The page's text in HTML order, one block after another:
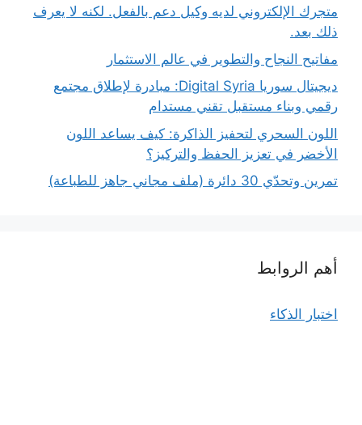
متجرك الإلكتروني لديه وكيل دعم بالفعل. لكنه لا يعرف
ذلك بعد.
مفاتيح النجاح والتطوير في عالم الاستثمار
ديجيتال سوريا Digital Syria: مبادرة لإطلاق مجتمع
رقمي وبناء مستقبل تقني مستدام
اللون السحري لتحفيز الذاكرة: كيف يساعد اللون
الأخضر في تعزيز الحفظ والتركيز؟
تمرين وتحدّي 30 دائرة (ملف مجاني جاهز للطباعة)
أهم الروابط
اختبار الذكاء